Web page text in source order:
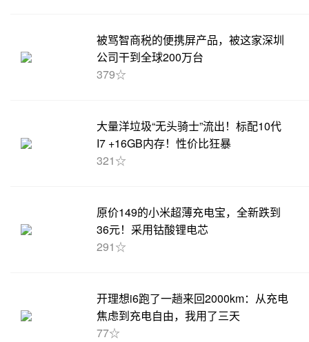
被骂智商税的便携屏产品，被这家深圳
公司干到全球200万台
379☆
大量洋垃圾“无头骑士”流出！标配10代
I7 +16GB内存！性价比狂暴
321☆
原价149的小米超薄充电宝，全新跌到
36元！采用钴酸锂电芯
291☆
开理想i6跑了一趟来回2000km：从充电
焦虑到充电自由，我用了三天
77☆